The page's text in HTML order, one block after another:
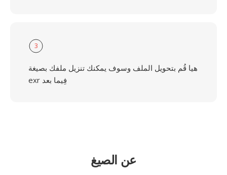
3
هيا قُم بتحويل الملف وسوف يمكنك تنزيل ملفك بصيغة
exr فِيما بعد
عن الصيغ